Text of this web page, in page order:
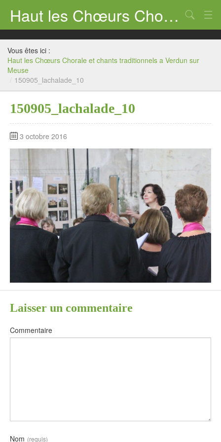
Haut les Chœurs Chorale et chants traditionnels a Verdun sur Meuse
Presentation
Historique
Contactez nous
Chercher
Vous êtes ici :
Haut les Chœurs Chorale et chants traditionnels a Verdun sur
Meuse
/ 150905_lachalade_10
150905_lachalade_10
3 octobre 2016
Laisser un commentaire
Commentaire
Nom (requis)